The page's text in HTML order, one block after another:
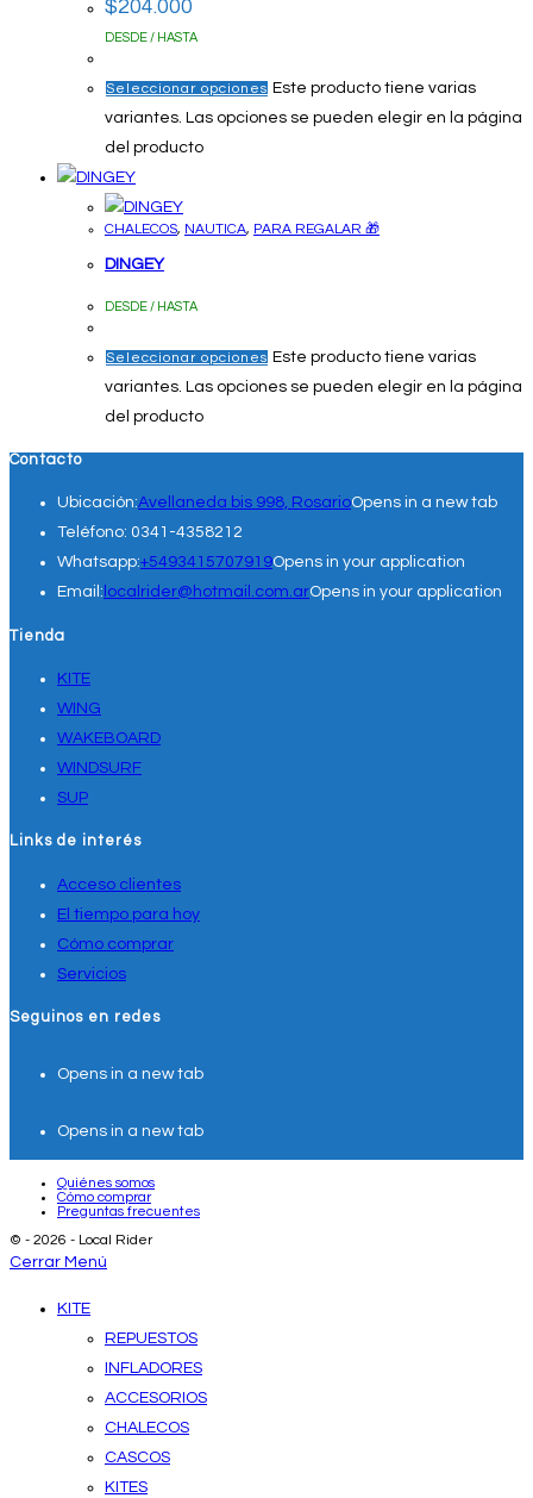
$204.000
DESDE / HASTA
Seleccionar opciones Este producto tiene varias
variantes. Las opciones se pueden elegir en la página
del producto
CHALECOS, NAUTICA, PARA REGALAR 🎁
DINGEY
DESDE / HASTA
Seleccionar opciones Este producto tiene varias
variantes. Las opciones se pueden elegir en la página
del producto
Contacto
Ubicación:Avellaneda bis 998, RosarioOpens in a new tab
Teléfono: 0341-4358212
Whatsapp:+5493415707919Opens in your application
Email: localrider@hotmail.com.arOpens in your application
Tienda
KITE
WING
WAKEBOARD
WINDSURF
SUP
Links de interés
Acceso clientes
El tiempo para hoy
Cómo comprar
Servicios
Seguinos en redes
Opens in a new tab
Opens in a new tab
Quiénes somos
Cómo comprar
Preguntas frecuentes
© - 2026 - Local Rider
Cerrar Menú
KITE
REPUESTOS
INFLADORES
ACCESORIOS
CHALECOS
CASCOS
KITES